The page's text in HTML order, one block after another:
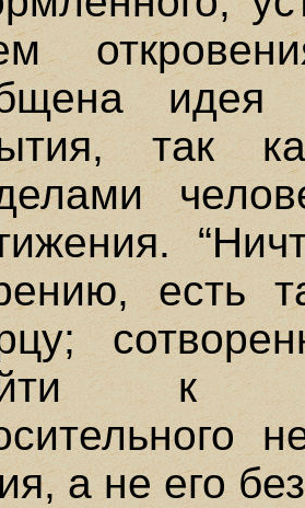
идея
так
есть
к
а не его